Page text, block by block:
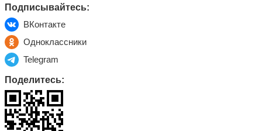
Подписывайтесь:
ВКонтакте
Одноклассники
Telegram
Поделитесь: